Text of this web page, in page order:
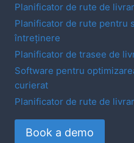
Planificator de rute de
Planificator de rute pentru
întreținere
Planificator de trasee de
Software pentru
curierat
Planificator de rute de
Book a demo